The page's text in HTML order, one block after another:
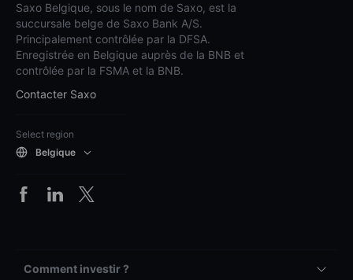
Saxo Belgique, sous le nom de Saxo, est la
succursale belge de Saxo Bank A/S.
Principalement contrôlée par la DFSA.
Enregistrée en Belgique auprès de la BNB et
contrôlée par la FSMA et la BNB.
Contacter Saxo
Select region
Belgique
Comment investir ?